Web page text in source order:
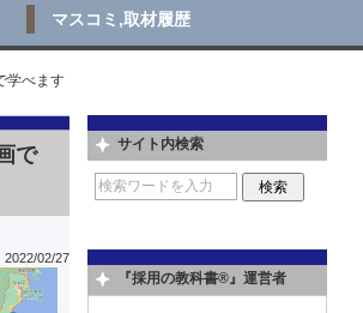
マスコミ,取材履歴
学べます
で
2022/02/27
サイト内検索
『採用の教科書®』運営者